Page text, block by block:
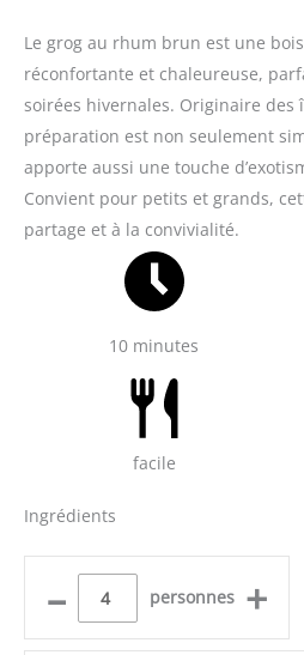
Le grog au rhum brun est une
réconfortante et chaleureuse,
soirées hivernales. Originaire des
préparation est non seulement
apporte aussi une touche
Convient pour petits et grands,
partage et à la convivialité.
10 minutes
facile
Ingrédients
– personnes +